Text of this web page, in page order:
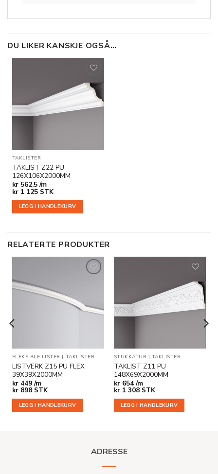
DU LIKER KANSKJE OGSÅ…
Legg til
ønskeliste
TAKLISTER
TAKLIST Z22 PU
126X106X2000MM
kr562,5 /m
kr1 125 STK
LEGG I HANDLEKURV
RELATERTE PRODUKTER
ønskeliste
FLEKSIBLE LISTER | TAKLISTER
LISTVERK Z15 PU FLEX
39X39X2000MM
kr449 /m
kr898 STK
LEGG I HANDLEKURV
Legg til
i
ønskeliste
STUKKATUR | TAKLISTER
TAKLIST Z11 PU
148X69X2000MM
kr654 /m
kr1 308 STK
LEGG I HANDLEKURV
ADRESSE